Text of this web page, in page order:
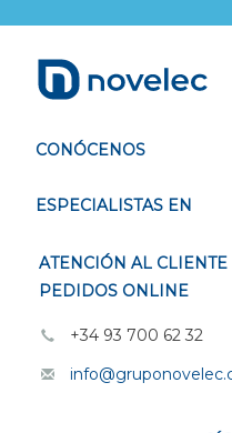
CONÓCENOS
ESPECIALISTAS EN
ATENCIÓN AL CLIENTE
PEDIDOS ONLINE
+34 93 700 62 32